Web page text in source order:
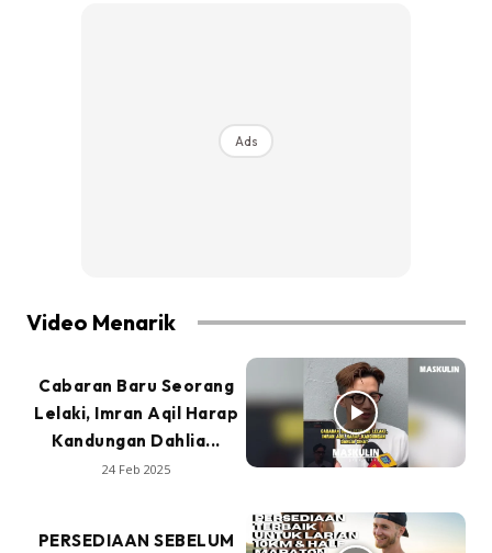
Ads
Video Menarik
Cabaran Baru Seorang
Lelaki, Imran Aqil Harap
Kandungan Dahlia...
24 Feb 2025
PERSEDIAAN SEBELUM